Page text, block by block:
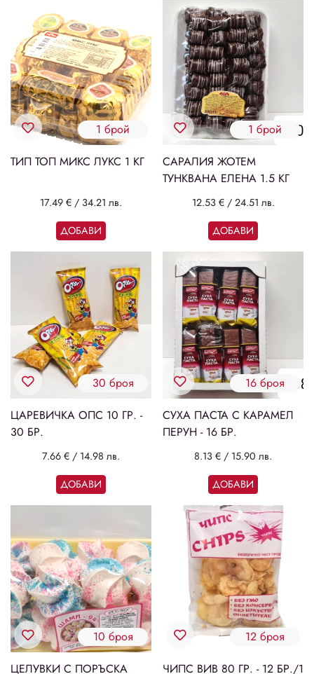
1 брой
ТИП ТОП МИКС ЛУКС 1 КГ
17.49 € / 34.21 лв.
ДОБАВИ
1 брой
САРАЛИЯ ЖОТЕМ
ТУНКВАНА ЕЛЕНА 1.5 КГ
12.53 €/ 24.51 лв.
ДОБАВИ
30 броя
ЦАРЕВИЧКА ОПС 10 ГР. -
30 БР.
7.66 € / 14.98 лв.
ДОБАВИ
16 броя
СУХА ПАСТА С КАРАМЕЛ
ПЕРУН - 16 БР.
8.13 € / 15.90 лв.
ДОБАВИ
10 броя
ЦЕЛУВКИ С ПОРЪСКА
12 броя
ЧИПС ВИВ 80 ГР. - 12 БР./1